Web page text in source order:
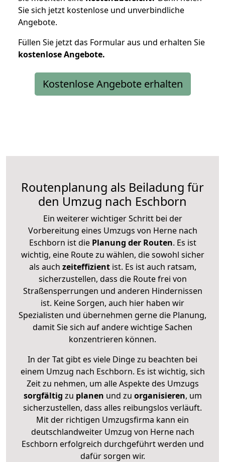
Sie sich jetzt kostenlose und unverbindliche
Angebote.
Füllen Sie jetzt das Formular aus und erhalten Sie
kostenloseAngebote.
Kostenlose Angebote erhalten
Routenplanung als Beiladung für
den Umzug nach Eschborn
Ein weiterer wichtiger Schritt bei der
Vorbereitung eines Umzugs von Herne nach
Eschborn ist diePlanung der Routen. Es ist
wichtig, eine Route zu wählen, die sowohl sicher
als auch zeiteffizientist. Es ist auch ratsam,
sicherzustellen, dass die Route frei von
Straßensperrungen und anderen Hindernissen
ist. Keine Sorgen, auch hier haben wir
Spezialisten und übernehmen gerne die Planung,
damit Sie sich auf andere wichtige Sachen
konzentrieren können.
In der Tat gibt es viele Dinge zu beachten bei
einem Umzug nach Eschborn. Es ist wichtig, sich
Zeit zu nehmen, um alle Aspekte des Umzugs
sorgfältig zu planen und zu organisieren, um
sicherzustellen, dass alles reibungslos verläuft.
Mit der richtigen Umzugsfirma kann ein
deutschlandweiter Umzug von Herne nach
Eschborn erfolgreich durchgeführt werden und
dafür sorgen wir.